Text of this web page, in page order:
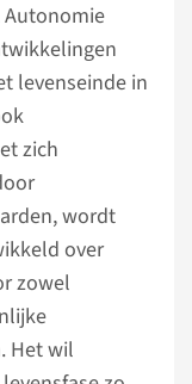
Autonomie
levenseinde in
zich
wordt
over
zowel
Het wil